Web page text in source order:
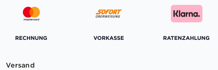
Versand